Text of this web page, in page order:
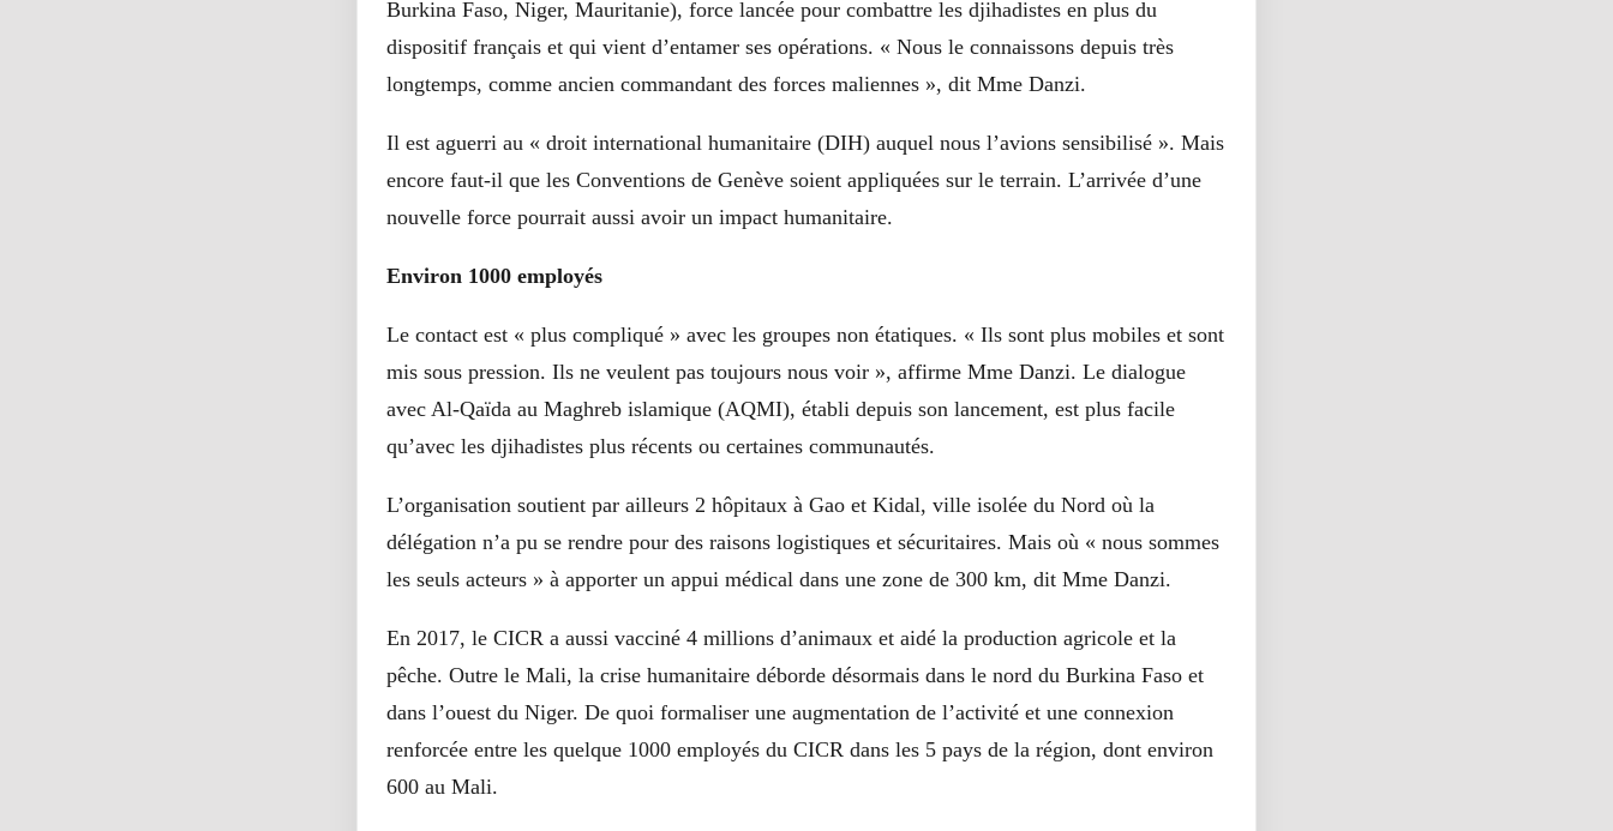
Burkina Faso, Niger, Mauritanie), force lancée pour combattre les djihadistes en plus du
dispositif français et qui vient d’entamer ses opérations. « Nous le connaissons depuis très
longtemps, comme ancien commandant des forces maliennes », dit Mme Danzi.
Il est aguerri au « droit international humanitaire (DIH) auquel nous l’avions sensibilisé ». Mais
encore faut-il que les Conventions de Genève soient appliquées sur le terrain. L’arrivée d’une
nouvelle force pourrait aussi avoir un impact humanitaire.
Environ 1000 employés
Le contact est « plus compliqué » avec les groupes non étatiques. « Ils sont plus mobiles et sont
mis sous pression. Ils ne veulent pas toujours nous voir », affirme Mme Danzi. Le dialogue
avec Al-Qaïda au Maghreb islamique (AQMI), établi depuis son lancement, est plus facile
qu’avec les djihadistes plus récents ou certaines communautés.
L’organisation soutient par ailleurs 2 hôpitaux à Gao et Kidal, ville isolée du Nord où la
délégation n’a pu se rendre pour des raisons logistiques et sécuritaires. Mais où « nous sommes
les seuls acteurs » à apporter un appui médical dans une zone de 300 km, dit Mme Danzi.
En 2017, le CICR a aussi vacciné 4 millions d’animaux et aidé la production agricole et la
pêche. Outre le Mali, la crise humanitaire déborde désormais dans le nord du Burkina Faso et
dans l’ouest du Niger. De quoi formaliser une augmentation de l’activité et une connexion
renforcée entre les quelque 1000 employés du CICR dans les 5 pays de la région, dont environ
600 au Mali.